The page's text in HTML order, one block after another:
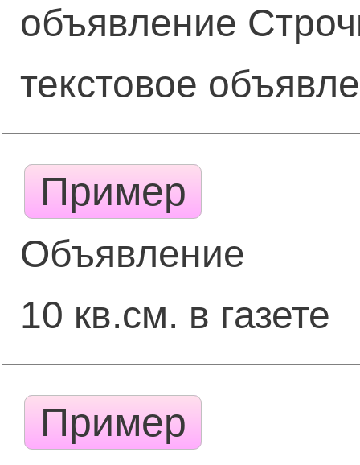
объявление
текстовое
Пример
Объявление
10 кв.см. в газете
Пример